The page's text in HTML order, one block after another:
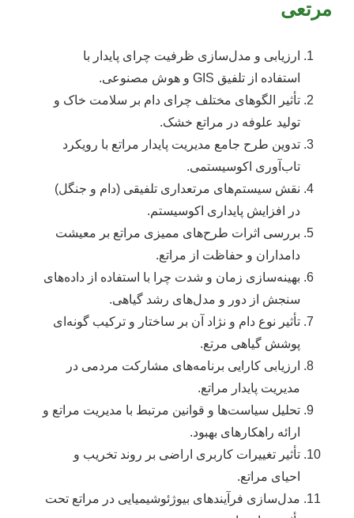
مرتعی
ارزیابی و مدل‌سازی ظرفیت چرای پایدار با
استفاده از تلفیق GIS و هوش مصنوعی.
تأثیر الگوهای مختلف چرای دام بر سلامت خاک و
تولید علوفه در مراتع خشک.
تدوین طرح جامع مدیریت پایدار مراتع با رویکرد
تاب‌آوری اکوسیستمی.
نقش سیستم‌های مرتعداری تلفیقی (دام و جنگل)
در افزایش پایداری اکوسیستم.
بررسی اثرات طرح‌های ممیزی مراتع بر معیشت
دامداران و حفاظت از مراتع.
بهینه‌سازی زمان و شدت چرا با استفاده از داده‌های
سنجش از دور و مدل‌های رشد گیاهی.
تأثیر نوع دام و نژاد آن بر ساختار و ترکیب گونه‌ای
پوشش گیاهی مرتع.
ارزیابی کارایی برنامه‌های مشارکت مردمی در
مدیریت پایدار مراتع.
تحلیل سیاست‌ها و قوانین مرتبط با مدیریت مراتع و
ارائه راهکارهای بهبود.
تأثیر تغییرات کاربری اراضی بر روند تخریب و
احیای مراتع.
مدل‌سازی فرآیندهای بیوژئوشیمیایی در مراتع تحت